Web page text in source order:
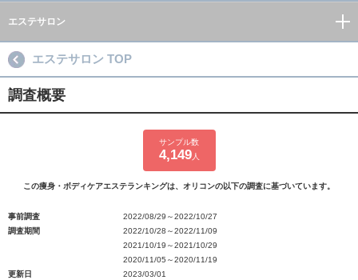
エステサロン
エステサロン TOP
調査概要
サンプル数
4,149人
この痩身・ボディケアエステランキングは、オリコンの以下の調査に基づいています。
事前調査
2022/08/29～2022/10/27
調査期間
2022/10/28～2022/11/09
2021/10/19～2021/10/29
2020/11/05～2020/11/19
更新日
2023/03/01